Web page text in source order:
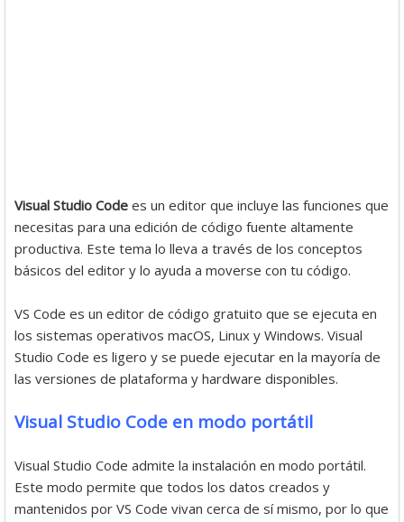
Visual Studio Code es un editor que incluye las funciones que
necesitas para una edición de código fuente altamente
productiva. Este tema lo lleva a través de los conceptos
básicos del editor y lo ayuda a moverse con tu código.
VS Code es un editor de código gratuito que se ejecuta en
los sistemas operativos macOS, Linux y Windows. Visual
Studio Code es ligero y se puede ejecutar en la mayoría de
las versiones de plataforma y hardware disponibles.
Visual Studio Code en modo portátil
Visual Studio Code admite la instalación en modo portátil.
Este modo permite que todos los datos creados y
mantenidos por VS Code vivan cerca de sí mismo, por lo que